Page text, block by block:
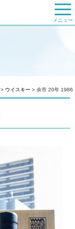
メニュー
> ウイスキー > 余市 20年 1986